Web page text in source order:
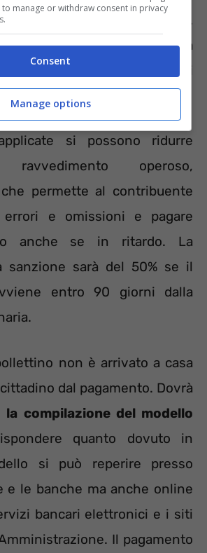
in base al periodo di ritardo.
cinque anni allora
in prescrizione
e non si
si possono ridurre
operoso,
che permette al contribuente
errori e omissioni e pagare
anche se in ritardo. La
sanzione sarà del 50% se il
entro 90 giorni dalla
non è arrivato a casa
dal pagamento. Dovrà
la compilazione del modello
quanto dovuto in
si può reperire presso
e le banche ma anche online
bancari elettronici e i siti
Il pagamento
manage or withdraw consent in privacy
Consent
Manage options